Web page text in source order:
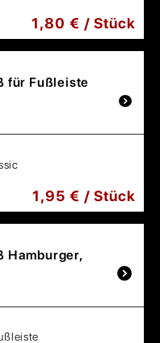
1,80 € / Stück
für Fußleiste
1,95 € / Stück
Hamburger,